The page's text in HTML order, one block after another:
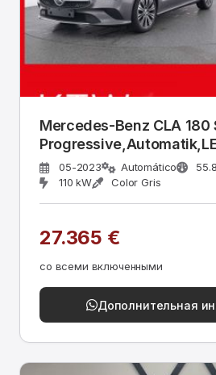
Mercedes-Benz CLA 180
05-2023 Automático
110 kW
Color Gris
27.365 €
со всеми включенными
Дополнительная